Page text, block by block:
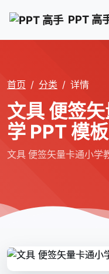
PPT 高
首页 分类 详情
文具 便签
学 PPT 模板
文具 便签矢量卡通小学